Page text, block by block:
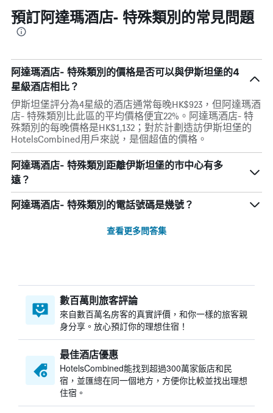
預訂阿達瑪酒店- 特殊類別的常見問題
阿達瑪酒店- 特殊類別的價格是否可以與伊斯坦堡的4
星級酒店相比？
伊斯坦堡評分為4星級的酒店通常每晚HK$923，但阿達瑪酒
店- 特殊類別比此區的平均價格便宜22%。阿達瑪酒店- 特
殊類別的每晚價格是HK$1,132；對於計劃造訪伊斯坦堡的
HotelsCombined用戶來説，是個超值的價格。
阿達瑪酒店- 特殊類別距離伊斯坦堡的市中心有多
遠？
阿達瑪酒店- 特殊類別的電話號碼是幾號？
查看更多問答集
數百萬則旅客評論
來自數百萬名房客的真實評價，和你一樣的旅客親
身分享。放心預訂你的理想住宿！
最佳酒店優惠
HotelsCombined​能找到超過300萬家飯店和民
宿，並匯總在同一個地方，方便你比較並找出理想
住宿。